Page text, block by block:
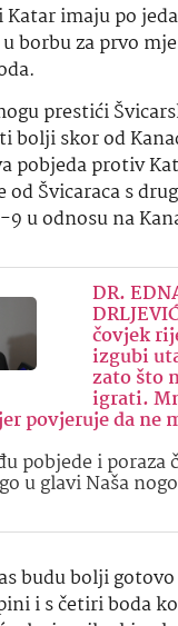
Katar imaju po
borbu za prvo
prestići
bolji skor od
pobjeda protiv
od Švicaraca s
u odnosu na
DR.
čovjek
izgubi
zato što
igrati.
povjeruje da ne
pobjede i poraza
u glavi Naša
budu bolji
i s četiri boda